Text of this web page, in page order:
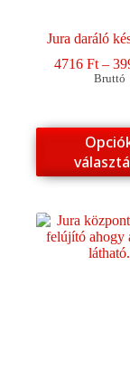
Jura daráló
4716Ft –
Bruttó
a
A